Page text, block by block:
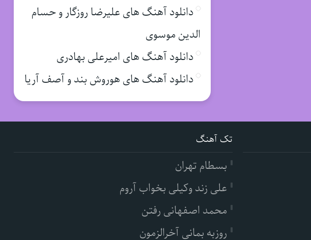
دانلود آهنگ های علیرضا روزگار و حسام
الدین موسوی
دانلود آهنگ های امیرعلی بهادری
دانلود آهنگ های هوروش بند و آصف آریا
تک آهنگ
بسطام تهران
علی زند وکیلی بخواب آروم
محمد اصفهانی رفتن
روزبه بمانی آخرالزمون